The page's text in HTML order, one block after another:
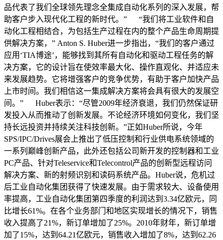
品代表了我们全球领先理念全集成自动化系列的深入发展，帮
助客户步入现代化工程的新时代。” “我们将工业软件和自
动化工程相结合，为包括生产过程在内的整个产品生命周期提
供解决方案，” Anton S. Huber进一步指出，“我们的客户通过
应用‘TIA博途’，能够找到其所有自动化和驱动工程任务的解
决方案，它的设计旨在使效率最大化、操作直观化、并适应未
来发展趋势。它将增强客户的竞争优势，有助于客户加快产品
上市时间。我们相信这一集成解决方案将会具有很大的发展空
间。” Huber表示：“尽管2009年经济衰退，我们仍然保证研
发投入从而推动了创新发展。不论经济环境如何变化，我们坚
持长远投资并持续关注科技创新。”正如Huber所说，今年
SPS/IPC/Drives展会上推出了低压控制和行业供电系统领域的
一系列巅峰创新产品，此外还包括公司新开发的控制器和工业
PC产品、针对Teleservice和Telecontrol产品的创新型远程访问
解决方案、新的射频识别和读码系统产品。Huber说，危机过
后工业自动化集团获得了快速发展。由于需求较大、设备使用
率提高，工业自动化集团第四季度的利润达到3.34亿欧元，同
比增长61%。在各个业务部门和地区实现增长的情况下，销售
收入提高了21%，新订单增加了25%。2010年财年，新订单增
加了15%，达到64.21亿欧元，销售收入增加了8%，达到62.26